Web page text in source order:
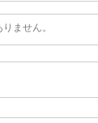
ません。